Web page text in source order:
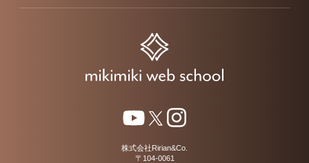
株式会社Ririan&Co.
〒104-0061